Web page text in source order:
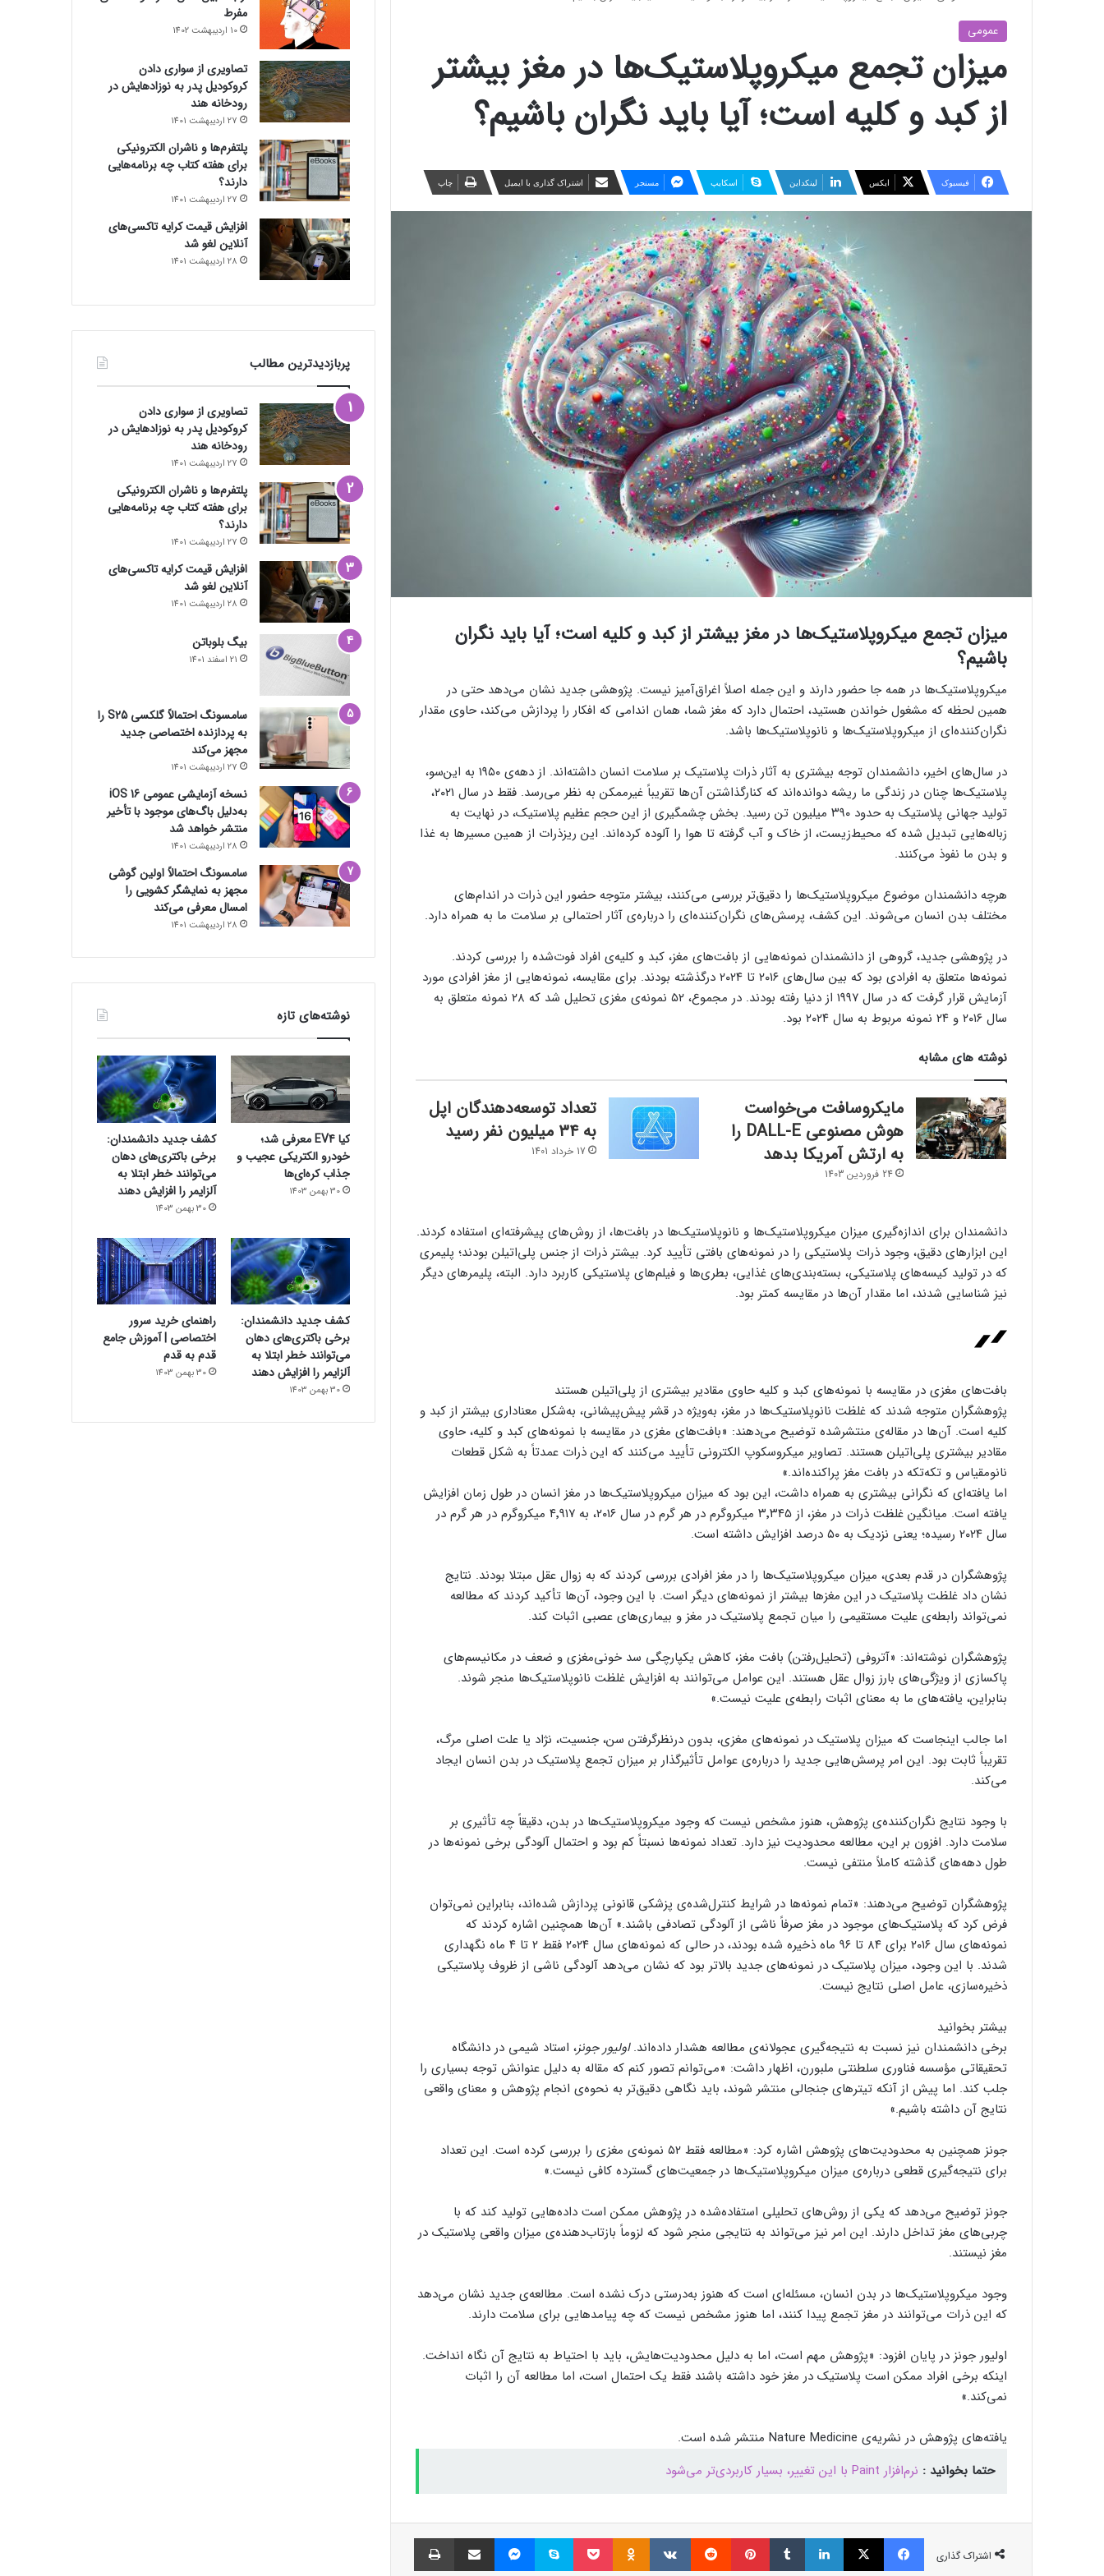
عمومی
میزان تجمع میکروپلاستیک‌ها در مغز بیشتر
از کبد و کلیه است؛ آیا باید نگران باشیم؟
فیسبوک ایکس لینکداین اسکایپ مسنجر اشتراک گذاری با ایمیل چاپ
میزان تجمع میکروپلاستیک‌ها در مغز بیشتر از کبد و کلیه است؛ آیا باید نگران
باشیم؟
میکروپلاستیک‌ها در همه جا حضور دارند و این جمله اصلاً اغراق‌آمیز نیست. پژوهشی جدید نشان می‌دهد حتی در
همین لحظه که مشغول خواندن هستید، احتمال دارد که مغز شما، همان اندامی که افکار را پردازش می‌کند، حاوی مقدار
نگران‌کننده‌ای از میکروپلاستیک‌ها و نانوپلاستیک‌ها باشد.
در سال‌های اخیر، دانشمندان توجه بیشتری به آثار ذرات پلاستیک بر سلامت انسان داشته‌اند. از دهه‌ی ۱۹۵۰ به این‌سو،
پلاستیک‌ها چنان در زندگی ما ریشه دوانده‌اند که کنار‌گذاشتن آن‌ها تقریباً غیرممکن به نظر می‌رسد. فقط در سال ۲۰۲۱،
تولید جهانی پلاستیک به حدود ۳۹۰ میلیون تن رسید. بخش چشمگیری از این حجم عظیم پلاستیک، در نهایت به
زباله‌هایی تبدیل شده که محیط‌زیست، از خاک و آب گرفته تا هوا را آلوده کرده‌اند. این ریزذرات از همین مسیرها به غذا
و بدن ما نفوذ می‌کنند.
هرچه دانشمندان موضوع میکروپلاستیک‌ها را دقیق‌تر بررسی می‌کنند، بیشتر متوجه حضور این ذرات در اندام‌های
مختلف بدن انسان می‌شوند. این کشف، پرسش‌های نگران‌کننده‌ای را درباره‌ی آثار احتمالی بر سلامت ما به همراه دارد.
در پژوهشی جدید، گروهی از دانشمندان نمونه‌هایی از بافت‌های مغز، کبد و کلیه‌ی افراد فوت‌شده را بررسی کردند.
نمونه‌ها متعلق به افرادی بود که بین سال‌های ۲۰۱۶ تا ۲۰۲۴ درگذشته بودند. برای مقایسه، نمونه‌هایی از مغز افرادی مورد
آزمایش قرار گرفت که در سال ۱۹۹۷ از دنیا رفته بودند. در مجموع، ۵۲ نمونه‌ی مغزی تحلیل شد که ۲۸ نمونه متعلق به
سال ۲۰۱۶ و ۲۴ نمونه مربوط به سال ۲۰۲۴ بود.
نوشته های مشابه
مایکروسافت می‌خواست
هوش مصنوعی DALL-E را
به ارتش آمریکا بدهد
24 فروردین 1403
تعداد توسعه‌دهندگان اپل
به ۳۴ میلیون نفر رسید
17 خرداد 1401
دانشمندان برای اندازه‌گیری میزان میکروپلاستیک‌ها و نانوپلاستیک‌ها در بافت‌ها، از روش‌های پیشرفته‌ای استفاده کردند.
این ابزارهای دقیق، وجود ذرات پلاستیکی را در نمونه‌های بافتی تأیید کرد. بیشتر ذرات از جنس پلی‌اتیلن بودند؛ پلیمری
که در تولید کیسه‌های پلاستیکی، بسته‌بندی‌های غذایی، بطری‌ها و فیلم‌های پلاستیکی کاربرد دارد. البته، پلیمرهای دیگر
نیز شناسایی شدند، اما مقدار آن‌ها در مقایسه کمتر بود.
بافت‌های مغزی در مقایسه با نمونه‌های کبد و کلیه حاوی مقادیر بیشتری از پلی‌اتیلن هستند
پژوهشگران متوجه شدند که غلظت نانوپلاستیک‌ها در مغز، به‌ویژه در قشر پیش‌پیشانی، به‌شکل معناداری بیشتر از کبد و
کلیه است. آن‌ها در مقاله‌ی منتشرشده توضیح می‌دهند: «بافت‌های مغزی در مقایسه با نمونه‌های کبد و کلیه، حاوی
مقادیر بیشتری پلی‌اتیلن هستند. تصاویر میکروسکوپ الکترونی تأیید می‌کنند که این ذرات عمدتاً به شکل قطعات
نانومقیاس و تکه‌تکه در بافت مغز پراکنده‌اند.»
اما یافته‌ای که نگرانی بیشتری به همراه داشت، این بود که میزان میکروپلاستیک‌ها در مغز انسان در طول زمان افزایش
یافته است. میانگین غلظت ذرات در مغز، از ۳٬۳۴۵ میکروگرم در هر گرم در سال ۲۰۱۶، به ۴٬۹۱۷ میکروگرم در هر گرم در
سال ۲۰۲۴ رسیده؛ یعنی نزدیک به ۵۰ درصد افزایش داشته است.
پژوهشگران در قدم بعدی، میزان میکروپلاستیک‌ها را در مغز افرادی بررسی کردند که به زوال عقل مبتلا بودند. نتایج
نشان داد غلظت پلاستیک در این مغزها بیشتر از نمونه‌های دیگر است. با این وجود، آن‌ها تأکید کردند که مطالعه
نمی‌تواند رابطه‌ی علیت مستقیمی را میان تجمع پلاستیک در مغز و بیماری‌های عصبی اثبات کند.
پژوهشگران نوشته‌اند: «آتروفی (تحلیل‌رفتن) بافت مغز، کاهش یکپارچگی سد خونی‌مغزی و ضعف در مکانیسم‌های
پاکسازی از ویژگی‌های بارز زوال عقل هستند. این عوامل می‌توانند به افزایش غلظت نانوپلاستیک‌ها منجر شوند.
بنابراین، یافته‌های ما به معنای اثبات رابطه‌ی علیت نیست.»
اما جالب اینجاست که میزان پلاستیک در نمونه‌های مغزی، بدون در‌نظر‌گرفتن سن، جنسیت، نژاد یا علت اصلی مرگ،
تقریباً ثابت بود. این امر پرسش‌هایی جدید را درباره‌ی عوامل تأثیرگذار بر میزان تجمع پلاستیک در بدن انسان ایجاد
می‌کند.
با وجود نتایج نگران‌کننده‌ی پژوهش، هنوز مشخص نیست که وجود میکروپلاستیک‌ها در بدن، دقیقاً چه تأثیری بر
سلامت دارد. افزون بر این، مطالعه محدودیت نیز دارد. تعداد نمونه‌ها نسبتاً کم بود و احتمال آلودگی برخی نمونه‌ها در
طول دهه‌های گذشته کاملاً منتفی نیست.
پژوهشگران توضیح می‌دهند: «تمام نمونه‌ها در شرایط کنترل‌شده‌ی پزشکی قانونی پردازش شده‌اند، بنابراین نمی‌توان
فرض کرد که پلاستیک‌های موجود در مغز صرفاً ناشی از آلودگی تصادفی باشند.» آن‌ها همچنین اشاره کردند که
نمونه‌های سال ۲۰۱۶ برای ۸۴ تا ۹۶ ماه ذخیره شده بودند، در حالی که نمونه‌های سال ۲۰۲۴ فقط ۲ تا ۴ ماه نگهداری
شدند. با این وجود، میزان پلاستیک در نمونه‌های جدید بالاتر بود که نشان می‌دهد آلودگی ناشی از ظروف پلاستیکی
ذخیره‌سازی، عامل اصلی نتایج نیست.
بیشتر بخوانید
برخی دانشمندان نیز نسبت به نتیجه‌گیری عجولانه‌ی مطالعه هشدار داده‌اند.اولیور جونز، استاد شیمی در دانشگاه
تحقیقاتی مؤسسه فناوری سلطنتی ملبورن، اظهار داشت: «می‌توانم تصور کنم که مقاله به دلیل عنوانش توجه بسیاری را
جلب کند. اما پیش از آنکه تیترهای جنجالی منتشر شوند، باید نگاهی دقیق‌تر به نحوه‌ی انجام پژوهش و معنای واقعی
نتایج آن داشته باشیم.»
جونز همچنین به محدودیت‌های پژوهش اشاره کرد: «مطالعه فقط ۵۲ نمونه‌ی مغزی را بررسی کرده است. این تعداد
برای نتیجه‌گیری قطعی درباره‌ی میزان میکروپلاستیک‌ها در جمعیت‌های گسترده کافی نیست.»
جونز توضیح می‌دهد که یکی از روش‌های تحلیلی استفاده‌شده در پژوهش ممکن است داده‌هایی تولید کند که با
چربی‌های مغز تداخل دارند. این امر نیز می‌تواند به نتایجی منجر شود که لزوماً بازتاب‌دهنده‌ی میزان واقعی پلاستیک در
مغز نیستند.
وجود میکروپلاستیک‌ها در بدن انسان، مسئله‌ای است که هنوز به‌درستی درک نشده است. مطالعه‌ی جدید نشان می‌دهد
که این ذرات می‌توانند در مغز تجمع پیدا کنند، اما هنوز مشخص نیست که چه پیامدهایی برای سلامت دارند.
اولیور جونز در پایان افزود: «پژوهش مهم است، اما به دلیل محدودیت‌هایش، باید با احتیاط به نتایج آن نگاه انداخت.
اینکه برخی افراد ممکن است پلاستیک در مغز خود داشته باشند فقط یک احتمال است، اما مطالعه آن را اثبات
نمی‌کند.»
یافته‌های پژوهش در نشریه‌ی Nature Medicine منتشر شده است.
حتما بخوانید : نرم‌افزار Paint با این تغییر، بسیار کاربردی‌تر می‌شود
اشتراک گذاری
فیسبوک ایکس لینکداین تامبلر پینتریست Reddit
VKontakte
Odnoklassniki پاکت اسکایپ مسنجر اشتراک گذاری با ایمیل
فرم‌ور باتری در گوشی‌های شیائومی با
سیستم‌عامل HyperOS 2.0 به‌روزرسانی
مخفی دریافت کرد
چرا تخم مرغ سفت می‌شود؟
مایکروسافت پشتیبانی از پردازنده‌های نسل ۱۰
گذاشت؛ پایانی بر عصر کامت‌لیک
گیمرها، محتواسازان و کسب‌وکارها
مفرط
10 اردیبهشت 1402
تصاویری از سواری دادن
کروکودیل پدر به نوزادهایش در
رودخانه هند
27 اردیبهشت 1401
پلتفرم‌ها و ناشران الکترونیکی
برای هفته کتاب چه برنامه‌هایی
دارند؟
27 اردیبهشت 1401
افزایش قیمت کرایه تاکسی‌های
آنلاین لغو شد
28 اردیبهشت 1401
پربازدیدترین مطالب
تصاویری از سواری دادن
کروکودیل پدر به نوزادهایش در
رودخانه هند
27 اردیبهشت 1401
پلتفرم‌ها و ناشران الکترونیکی
برای هفته کتاب چه برنامه‌هایی
دارند؟
27 اردیبهشت 1401
افزایش قیمت کرایه تاکسی‌های
آنلاین لغو شد
28 اردیبهشت 1401
بیگ بلوباتن
21 اسفند 1401
سامسونگ احتمالاً گلکسی S25 را
به پردازنده اختصاصی جدید
مجهز می‌کند
27 اردیبهشت 1401
نسخه آزمایشی عمومی iOS 16
به‌دلیل باگ‌های موجود با تأخیر
منتشر خواهد شد
28 اردیبهشت 1401
سامسونگ احتمالاً اولین گوشی
مجهز به نمایشگر کشویی را
امسال معرفی می‌کند
28 اردیبهشت 1401
نوشته‌های تازه
کیا EV4 معرفی شد؛
خودرو الکتریکی عجیب و
جذاب کره‌ای‌ها
30 بهمن 1403
کشف جدید دانشمندان:
برخی باکتری‌های دهان
می‌توانند خطر ابتلا به
آلزایمر را افزایش دهند
30 بهمن 1403
کشف جدید دانشمندان:
برخی باکتری‌های دهان
می‌توانند خطر ابتلا به
آلزایمر را افزایش دهند
30 بهمن 1403
راهنمای خرید سرور
اختصاصی | آموزش جامع
قدم به قدم
30 بهمن 1403